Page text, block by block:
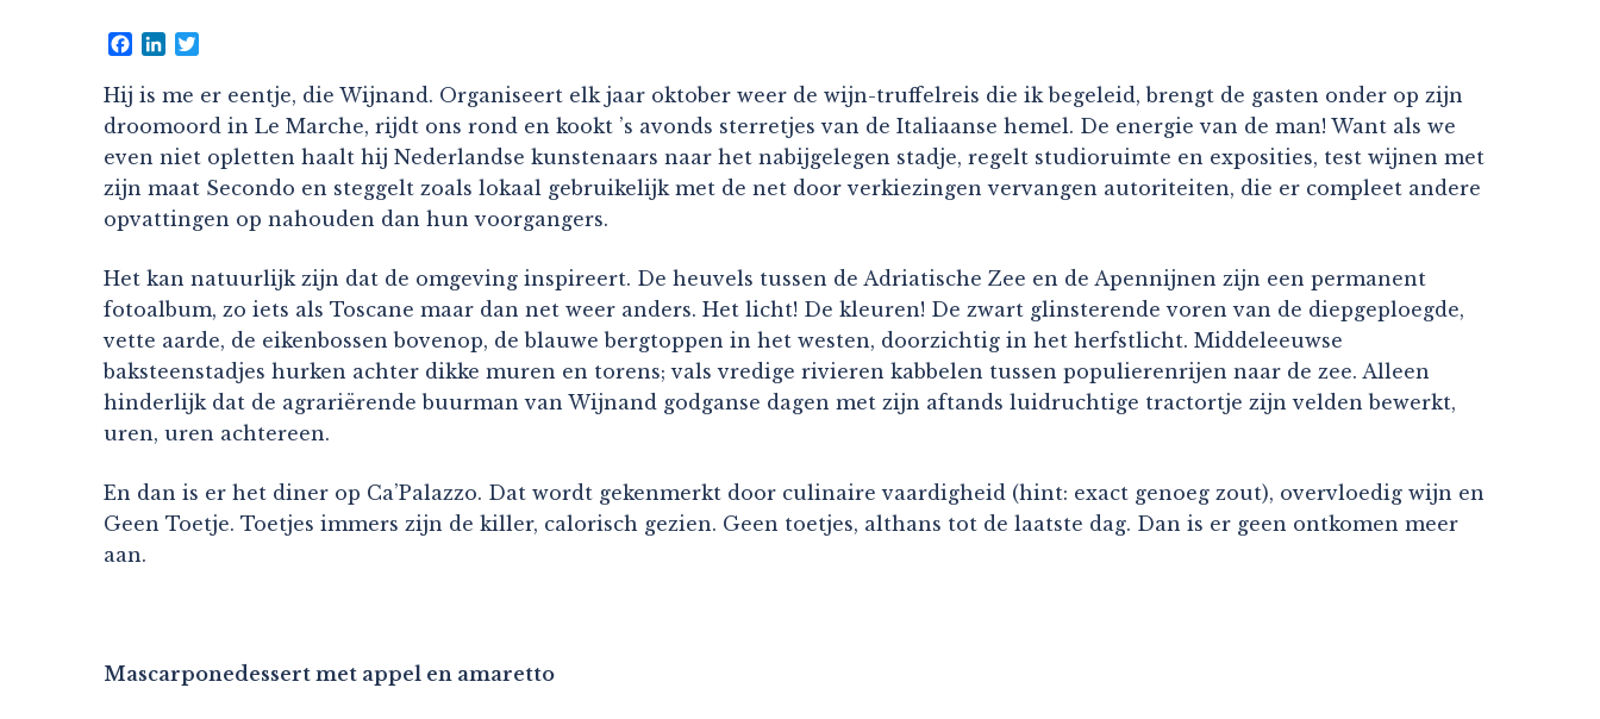
Facebook
LinkedIn
Hij is me er eentje, die Wijnand. Organiseert elk jaar oktober weer de wijn-truffelreis die ik begeleid, brengt de gasten onder op zijn
droomoord in Le Marche, rijdt ons rond en kookt ’s avonds sterretjes van de Italiaanse hemel. De energie van de man! Want als we
even niet opletten haalt hij Nederlandse kunstenaars naar het nabijgelegen stadje, regelt studioruimte en exposities, test wijnen met
zijn maat Secondo en steggelt zoals lokaal gebruikelijk met de net door verkiezingen vervangen autoriteiten, die er compleet andere
opvattingen op nahouden dan hun voorgangers.
Het kan natuurlijk zijn dat de omgeving inspireert. De heuvels tussen de Adriatische Zee en de Apennijnen zijn een permanent
fotoalbum, zo iets als Toscane maar dan net weer anders. Het licht! De kleuren! De zwart glinsterende voren van de diepgeploegde,
vette aarde, de eikenbossen bovenop, de blauwe bergtoppen in het westen, doorzichtig in het herfstlicht. Middeleeuwse
baksteenstadjes hurken achter dikke muren en torens; vals vredige rivieren kabbelen tussen populierenrijen naar de zee. Alleen
hinderlijk dat de agrariërende buurman van Wijnand godganse dagen met zijn aftands luidruchtige tractortje zijn velden bewerkt,
uren, uren achtereen.
En dan is er het diner op Ca’Palazzo. Dat wordt gekenmerkt door culinaire vaardigheid (hint: exact genoeg zout), overvloedig wijn en
Geen Toetje. Toetjes immers zijn de killer, calorisch gezien. Geen toetjes, althans tot de laatste dag. Dan is er geen ontkomen meer
aan.
Mascarponedessert met appel en amaretto